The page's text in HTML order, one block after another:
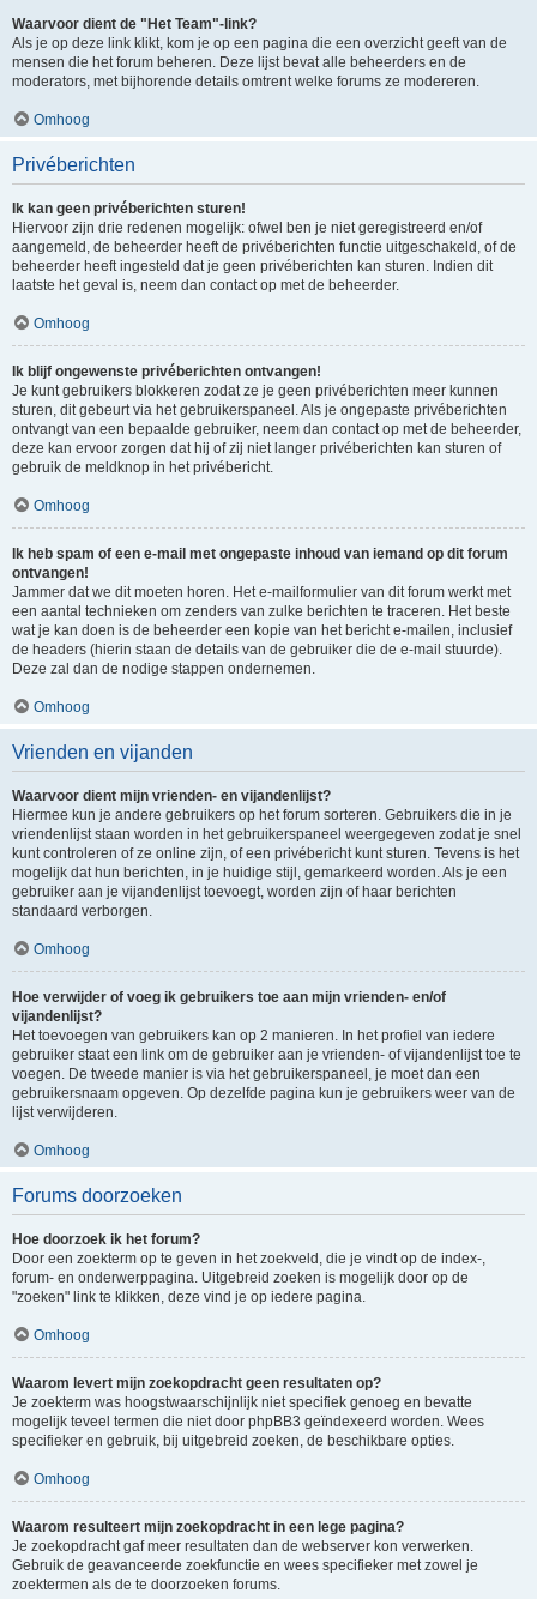
Waarvoor dient de "Het Team"-link?
Als je op deze link klikt, kom je op een pagina die een overzicht geeft van de
mensen die het forum beheren. Deze lijst bevat alle beheerders en de
moderators, met bijhorende details omtrent welke forums ze modereren.
Omhoog
Privéberichten
Ik kan geen privéberichten sturen!
Hiervoor zijn drie redenen mogelijk: ofwel ben je niet geregistreerd en/of
aangemeld, de beheerder heeft de privéberichten functie uitgeschakeld, of de
beheerder heeft ingesteld dat je geen privéberichten kan sturen. Indien dit
laatste het geval is, neem dan contact op met de beheerder.
Omhoog
Ik blijf ongewenste privéberichten ontvangen!
Je kunt gebruikers blokkeren zodat ze je geen privéberichten meer kunnen
sturen, dit gebeurt via het gebruikerspaneel. Als je ongepaste privéberichten
ontvangt van een bepaalde gebruiker, neem dan contact op met de beheerder,
deze kan ervoor zorgen dat hij of zij niet langer privéberichten kan sturen of
gebruik de meldknop in het privébericht.
Omhoog
Ik heb spam of een e-mail met ongepaste inhoud van iemand op dit forum
ontvangen!
Jammer dat we dit moeten horen. Het e-mailformulier van dit forum werkt met
een aantal technieken om zenders van zulke berichten te traceren. Het beste
wat je kan doen is de beheerder een kopie van het bericht e-mailen, inclusief
de headers (hierin staan de details van de gebruiker die de e-mail stuurde).
Deze zal dan de nodige stappen ondernemen.
Omhoog
Vrienden en vijanden
Waarvoor dient mijn vrienden- en vijandenlijst?
Hiermee kun je andere gebruikers op het forum sorteren. Gebruikers die in je
vriendenlijst staan worden in het gebruikerspaneel weergegeven zodat je snel
kunt controleren of ze online zijn, of een privébericht kunt sturen. Tevens is het
mogelijk dat hun berichten, in je huidige stijl, gemarkeerd worden. Als je een
gebruiker aan je vijandenlijst toevoegt, worden zijn of haar berichten
standaard verborgen.
Omhoog
Hoe verwijder of voeg ik gebruikers toe aan mijn vrienden- en/of
vijandenlijst?
Het toevoegen van gebruikers kan op 2 manieren. In het profiel van iedere
gebruiker staat een link om de gebruiker aan je vrienden- of vijandenlijst toe te
voegen. De tweede manier is via het gebruikerspaneel, je moet dan een
gebruikersnaam opgeven. Op dezelfde pagina kun je gebruikers weer van de
lijst verwijderen.
Omhoog
Forums doorzoeken
Hoe doorzoek ik het forum?
Door een zoekterm op te geven in het zoekveld, die je vindt op de index-,
forum- en onderwerppagina. Uitgebreid zoeken is mogelijk door op de
"zoeken" link te klikken, deze vind je op iedere pagina.
Omhoog
Waarom levert mijn zoekopdracht geen resultaten op?
Je zoekterm was hoogstwaarschijnlijk niet specifiek genoeg en bevatte
mogelijk teveel termen die niet door phpBB3 geïndexeerd worden. Wees
specifieker en gebruik, bij uitgebreid zoeken, de beschikbare opties.
Omhoog
Waarom resulteert mijn zoekopdracht in een lege pagina?
Je zoekopdracht gaf meer resultaten dan de webserver kon verwerken.
Gebruik de geavanceerde zoekfunctie en wees specifieker met zowel je
zoektermen als de te doorzoeken forums.